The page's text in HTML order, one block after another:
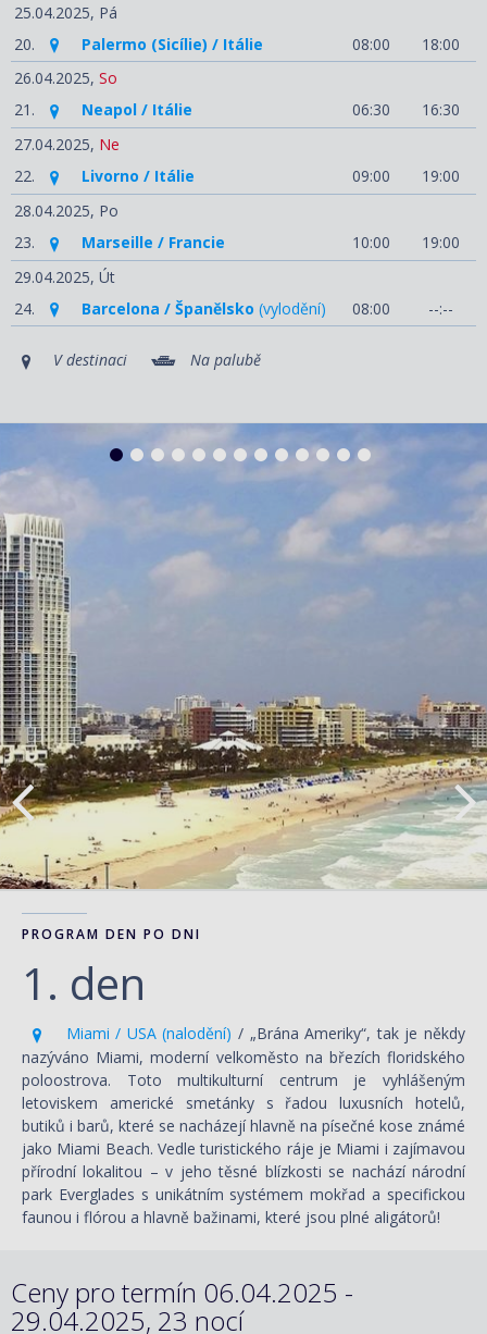
25.04.2025, Pá
20.
Palermo (Sicílie) / Itálie 08:00
18:00
26.04.2025, So
21.
Neapol / Itálie 06:30
16:30
27.04.2025, Ne
22.
Livorno / Itálie 09:00
19:00
28.04.2025, Po
23.
Marseille / Francie 10:00
19:00
29.04.2025, Út
24.
Barcelona / Španělsko (vylodění) 08:00 --:--
V destinaci Na palubě
PROGRAM DEN PO DNI
1. den
Miami / USA (nalodění) / „Brána Ameriky“, tak je někdy
nazýváno Miami, moderní velkoměsto na březích floridského
poloostrova. Toto multikulturní centrum je vyhlášeným
letoviskem americké smetánky s řadou luxusních hotelů,
butiků i barů, které se nacházejí hlavně na písečné kose známé
jako Miami Beach. Vedle turistického ráje je Miami i zajímavou
přírodní lokalitou – v jeho těsné blízkosti se nachází národní
park Everglades s unikátním systémem mokřad a specifickou
faunou i flórou a hlavně bažinami, které jsou plné aligátorů!
Ceny pro termín 06.04.2025 -
29.04.2025, 23 nocí